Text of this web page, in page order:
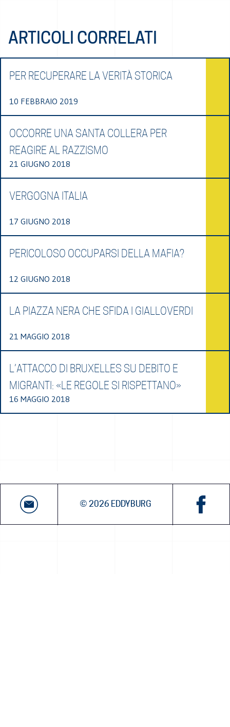
ARTICOLI CORRELATI
PER RECUPERARE LA VERITÀ STORICA
10 FEBBRAIO 2019
OCCORRE UNA SANTA COLLERA PER
REAGIRE AL RAZZISMO
21 GIUGNO 2018
VERGOGNA ITALIA
17 GIUGNO 2018
PERICOLOSO OCCUPARSI DELLA MAFIA?
12 GIUGNO 2018
LA PIAZZA NERA CHE SFIDA I GIALLOVERDI
21 MAGGIO 2018
L’ATTACCO DI BRUXELLES SU DEBITO E
MIGRANTI: «LE REGOLE SI RISPETTANO»
16 MAGGIO 2018
© 2026 EDDYBURG